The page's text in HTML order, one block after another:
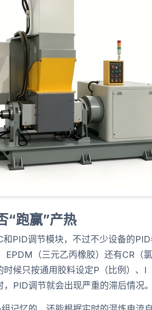
“跑赢”产热
PID调节模块，不过不少设备的
EPDM（三元乙丙橡胶）还有CR（
候只按通用胶料设定P（比例）、I
PID调节就会出现严重的滞后情况。